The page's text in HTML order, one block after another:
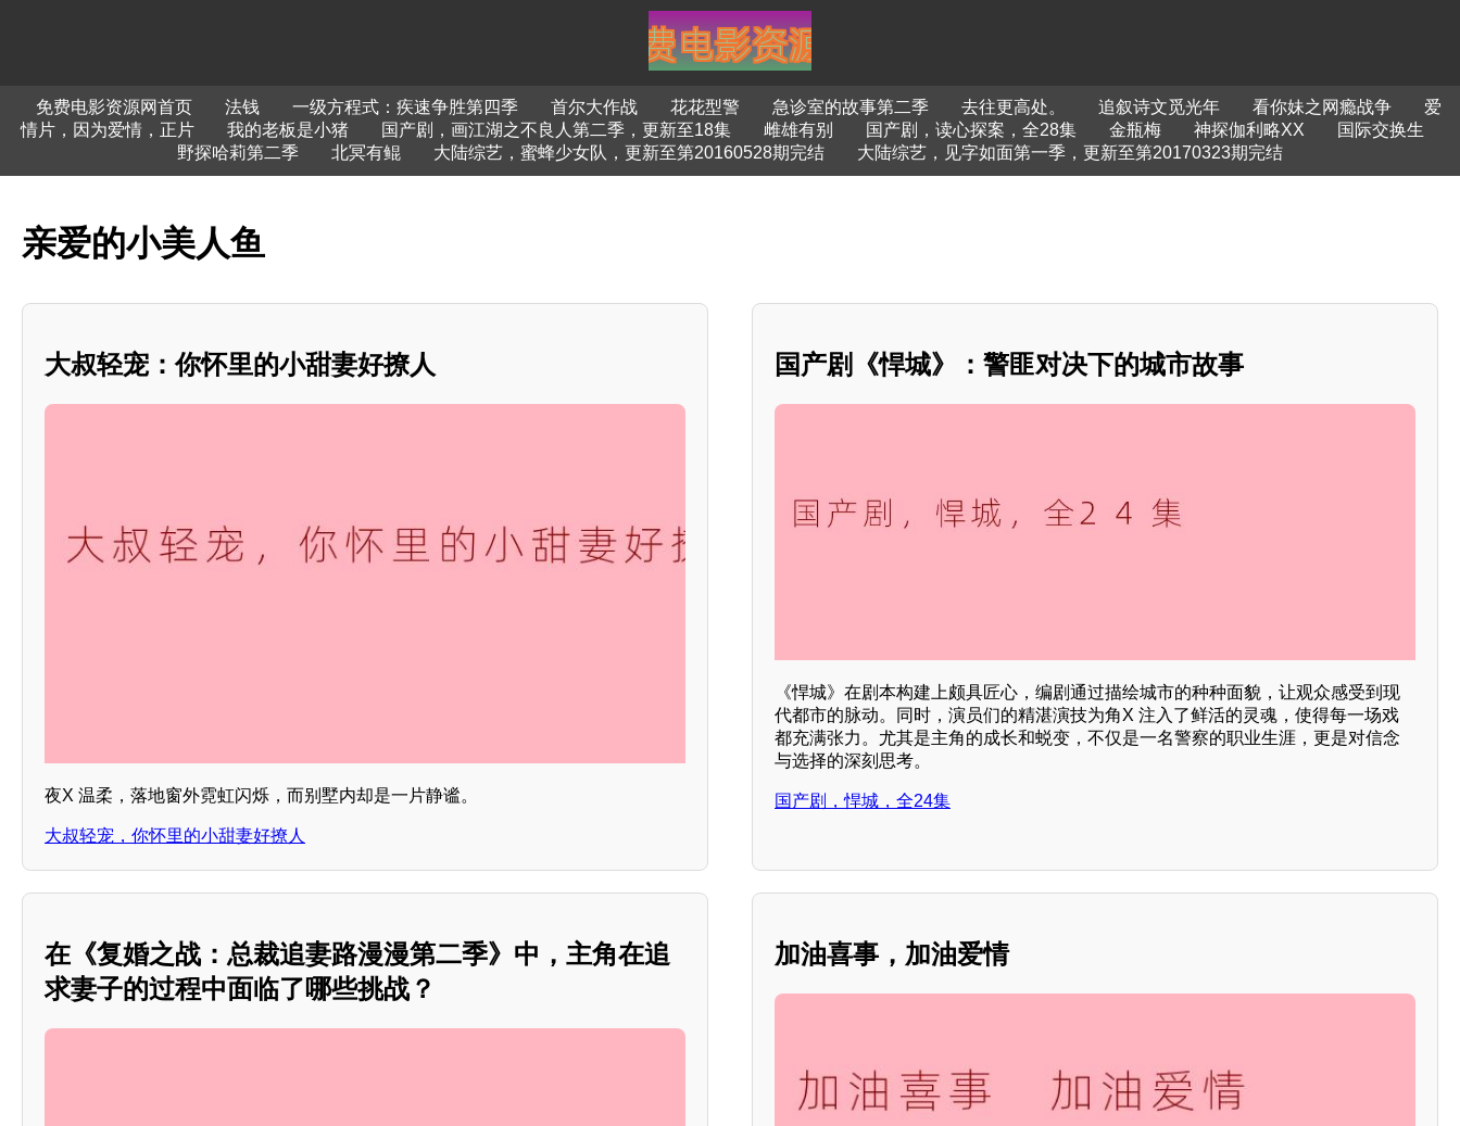
免费电影资源网首页 法钱 一级方程式：疾速争胜第四季 首尔大作战 花花型警 急诊室的故事第二季 去往更高处。 追叙诗文觅光年 看你妹之网瘾战争
爱
情片，因为爱情，正片
我的老板是小猪 国产剧，画江湖之不良人第二季，更新至18集 雌雄有别 国产剧，读心探案，全28集 金瓶梅 神探伽利略XX
国际交换生
野探哈莉第二季
北冥有鲲 大陆综艺，蜜蜂少女队，更新至第20160528期完结 大陆综艺，见字如面第一季，更新至第20170323期完结
亲爱的小美人鱼
大叔轻宠：你怀里的小甜妻好撩人
夜X 温柔，落地窗外霓虹闪烁，而别墅内却是一片静谧。
大叔轻宠，你怀里的小甜妻好撩人
国产剧《悍城》：警匪对决下的城市故事
《悍城》在剧本构建上颇具匠心，编剧通过描绘城市的种种面貌，让观众感受到现
代都市的脉动。同时，演员们的精湛演技为角X 注入了鲜活的灵魂，使得每一场戏
都充满张力。尤其是主角的成长和蜕变，不仅是一名警察的职业生涯，更是对信念
与选择的深刻思考。
国产剧，悍城，全24集
在《复婚之战：总裁追妻路漫漫第二季》中，主角在追
求妻子的过程中面临了哪些挑战？
加油喜事，加油爱情